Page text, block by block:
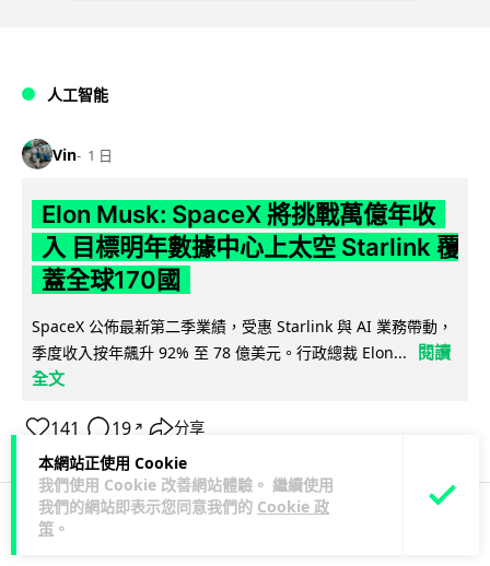
本網站正使用 Cookie
我們使用 Cookie 改善網站體驗。 繼續使用
我們的網站即表示您同意我們的 Cookie 政
策 。
人工智能
Vin 1 日
Elon Musk: SpaceX 將挑戰萬億年收
入 目標明年數據中心上太空 Starlink 覆
蓋全球170國
SpaceX 公佈最新第二季業績，受惠 Starlink 與 AI 業務帶動，
季度收入按年飆升 92% 至 78 億美元。行政總裁 Elon...
閱讀
全文
141 19 ↗ 分享
人工智能